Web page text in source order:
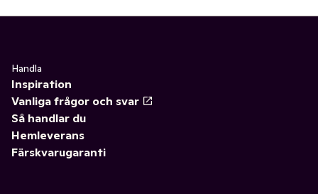
Handla
Inspiration
Vanliga frågor och svar
Så handlar du
Hemleverans
Färskvarugaranti